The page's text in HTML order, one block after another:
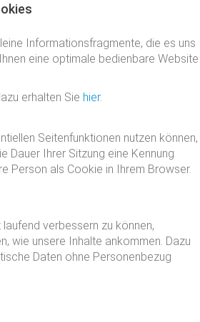
Informationsfragmente, die es uns
eine optimale bedienbare Website
erhalten Sie hier.
Seitenfunktionen nutzen können,
Dauer Ihrer Sitzung eine Kennung
Person als Cookie in Ihrem Browser.
verbessern zu können,
wie unsere Inhalte ankommen. Dazu
Daten ohne Personenbezug